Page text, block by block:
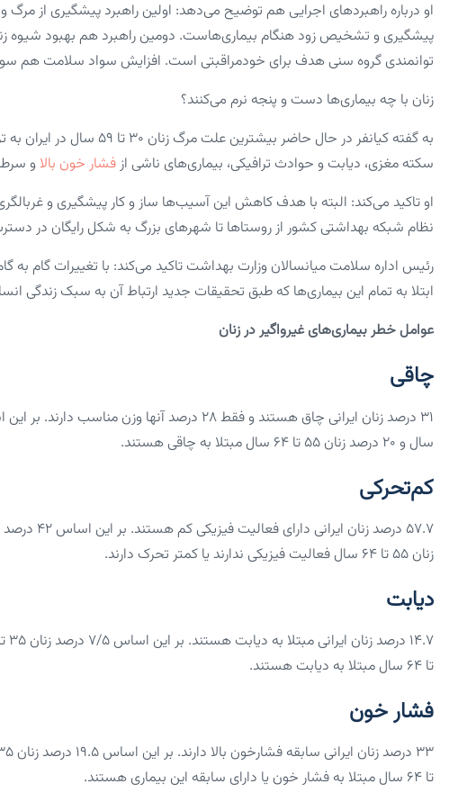
او درباره راهبردهای اجرایی هم توضیح می‌دهد: اولین راهبرد پیشگیری از مرگ
پیشگیری و تشخیص زود هنگام بیماری‌هاست. دومین راهبرد هم بهبود شیوه
توانمندی گروه سنی هدف برای خودمراقبتی است. افزایش سواد سلامت هم
زنان با چه بیماری‌ها دست و پنجه نرم می‌کنند؟
به گفته کیانفر در حال حاضر
سکته مغزی، دیابت و حوادث ترافیکی، بیماری‌های ناشی ازفشار خون بالا و
او تاکید می‌کند: البته با هدف کاهش این آسیب‌ها ساز و کار پیشگیری و
نظام شبکه بهداشتی کشور از روستاها تا شهرهای بزرگ به شکل رایگان در
رئیس اداره سلامت میانسالان وزارت بهداشت تاکید می‌کند: با تغییرات گام به
ابتلا به تمام این بیماری‌ها که طبق تحقیقات جدید ارتباط آن به سبک زندگی
عوامل خطر بیماری‌های غیرواگیر در زنان
چاقی
سال و ۲۰ درصد زنان ۵۵ تا ۶۴ سال مبتلا به چاقی هستند.
کم‌تحرکی
زنان ۵۵ تا ۶۴ سال فعالیت فیزیکی ندارند یا کمتر تحرک دارند.
دیابت
تا ۶۴ سال مبتلا به دیابت هستند.
فشار خون
تا ۶۴ سال مبتلا به فشار خون یا دارای سابقه این بیماری هستند.